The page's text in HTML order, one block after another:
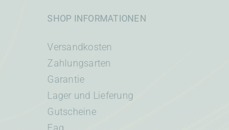
SHOP INFORMATIONEN
Versandkosten
Zahlungsarten
Garantie
Lager und Lieferung
Gutscheine